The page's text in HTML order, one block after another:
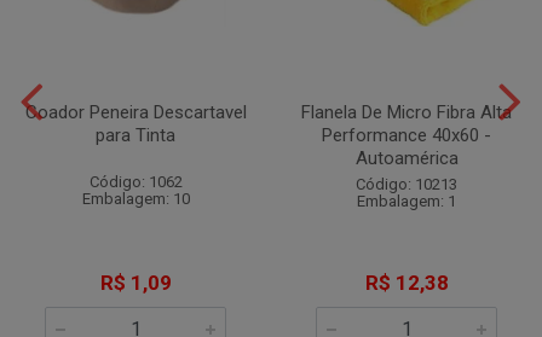
Coador Peneira Descartavel
para Tinta
Código: 1062
Embalagem: 10
R$ 1,09
Flanela De Micro Fibra Alta
Performance 40x60 -
Autoamérica
Código: 10213
Embalagem: 1
R$ 12,38